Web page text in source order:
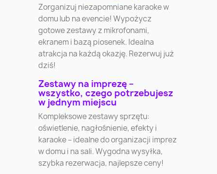
Zorganizuj niezapomniane karaoke w
domu lub na evencie! Wypożycz
gotowe zestawy z mikrofonami,
ekranem i bazą piosenek. Idealna
atrakcja na każdą okazję. Rezerwuj już
dziś!
Zestawy na imprezę –
wszystko, czego potrzebujesz
w jednym miejscu
Kompleksowe zestawy sprzętu:
oświetlenie, nagłośnienie, efekty i
karaoke – idealne do organizacji imprez
w domu i na sali. Wygodna wysyłka,
szybka rezerwacja, najlepsze ceny!